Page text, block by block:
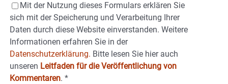
Mit der Nutzung dieses Formulars erklären Sie
sich mit der Speicherung und Verarbeitung Ihrer
Daten durch diese Website einverstanden. Weitere
Informationen erfahren Sie in der
Datenschutzerklärung. Bitte lesen Sie hier auch
unseren Leitfaden für die Veröffentlichung von
Kommentaren. *